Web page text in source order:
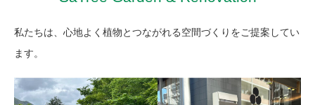
私たちは、心地よく植物とつながれる空間づくりをご提案してい
ます。